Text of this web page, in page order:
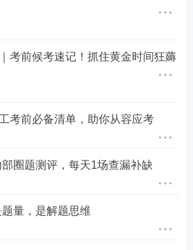
思维导图】，下方海报了解详
，名额有限，6月8日即将开
考前候考速记！抓住黄金时间狂薅
考前必备清单，助你从容应考
圈题测评，每天1场查漏补缺
量，是解题思维